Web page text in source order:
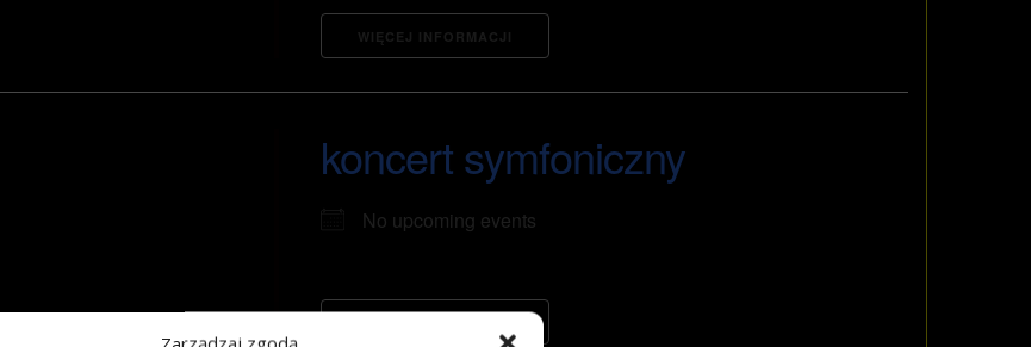
WIĘCEJ INFORMACJI
koncert symfoniczny
No upcoming events